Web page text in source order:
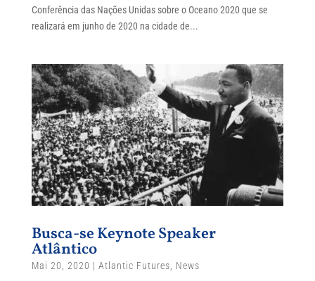
Conferência das Nações Unidas sobre o Oceano 2020 que se
realizará em junho de 2020 na cidade de...
Busca-se Keynote Speaker
Atlântico
Mai 20, 2020 | Atlantic Futures News